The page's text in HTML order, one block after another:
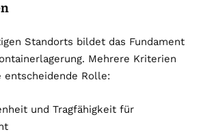
Standorts bildet das Fundament
Mehrere Kriterien
entscheidende Rolle:
und Tragfähigkeit für